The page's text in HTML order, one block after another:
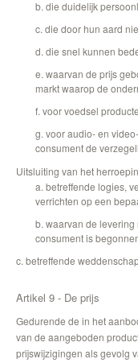
b. die duidelijk
c. die door hun aard
d. die snel kunnen
e. waarvan de prijs
markt waarop de
f. voor voedsel
g. voor audio- en
consument de
Uitsluiting van het
a. betreffende logies,
verrichten op een
b. waarvan de
consument is
c. betreffende
Artikel 9 - De prijs
Gedurende de in het
van de aangeboden
prijswijzigingen als gevolg